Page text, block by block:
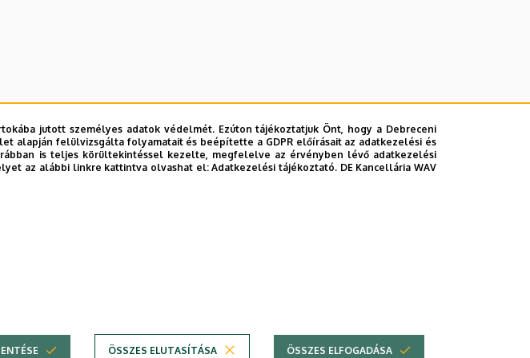
jutott személyes adatok védelmét. Ezúton tájékoztatjuk Önt, hogy a Debreceni
alapján felülvizsgálta folyamatait és beépítette a GDPR előírásait az adatkezelési és
is teljes körültekintéssel kezelte, megfelelve az érvényben lévő adatkezelési
az alábbi linkre kattintva olvashat el:Adatkezelési tájékoztató. DE Kancellária WAV
ÖSSZES ELUTASÍTÁSA ÖSSZES ELFOGADÁSA